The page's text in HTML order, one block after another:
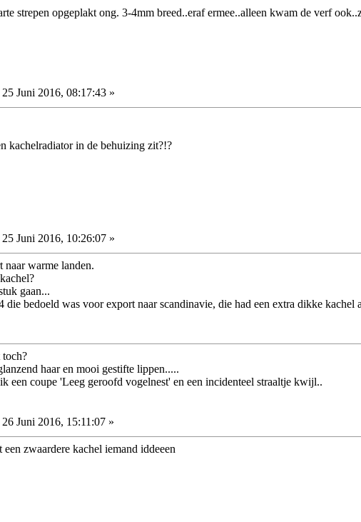
strepen opgeplakt ong. 3-4mm breed..eraf ermee..alleen kwam de verf
25 Juni 2016, 08:17:43 »
kachelradiator in de behuizing zit?!?
25 Juni 2016, 10:26:07 »
warme landen.
gaan...
die bedoeld was voor export naar scandinavie, die had een extra dikke kachel
haar en mooi gestifte lippen.....
een coupe 'Leeg geroofd vogelnest' en een incidenteel straaltje kwijl..
26 Juni 2016, 15:11:07 »
zwaardere kachel iemand iddeeen